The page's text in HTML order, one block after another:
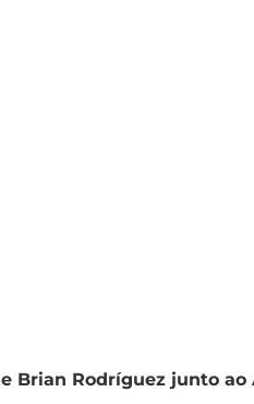
Brian Rodríguez junto ao